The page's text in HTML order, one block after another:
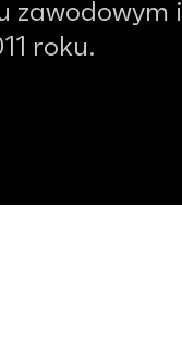
zawodowym i
roku.